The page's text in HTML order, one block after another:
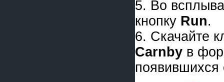
5. Во
кнопку Run.
6. Скачайте
Carnby в
появившихся